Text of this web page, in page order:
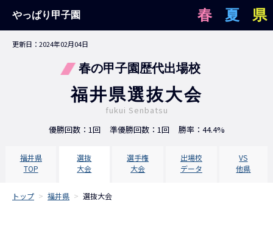
やっぱり甲子園 県
夏
春
更新日：2024年02月04日
春の甲子園歴代出場校
福井県選抜大会
fukui Senbatsu
優勝回数：1回
準優勝回数：1回 勝率：44.4%
福井県
TOP
選抜
大会
選手権
大会
出場校
データ
VS
他県
トップ > 福井県 > 選抜大会